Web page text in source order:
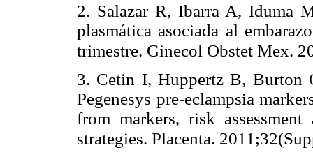
2. Salazar R, Ibarra A, Iduma
plasmática asociada al
trimestre. Ginecol Obstet Mex.
3. Cetin I, Huppertz B, Burton
Pegenesys pre-eclampsia
from markers, risk
strategies. Placenta.